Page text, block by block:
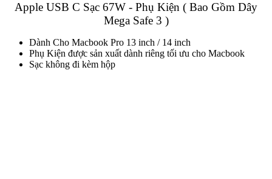
Apple USB C Sạc 67W - Phụ Kiện ( Bao Gồm Dây
Mega Safe 3 )
Dành Cho Macbook Pro 13 inch / 14 inch
Phụ Kiện được sản xuất dành riêng tối ưu cho Macbook
Sạc không đi kèm hộp